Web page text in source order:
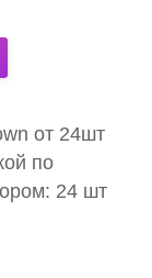
от 24шт
по
24 шт